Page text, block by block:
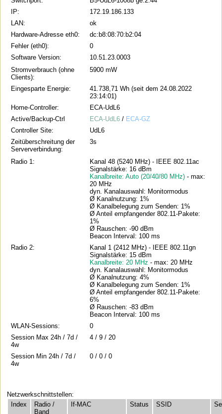
IP:
172.19.186.133
LAN:
ok
Hardware-Adresse eth0:
dc:b8:08:70:b2:04
Fehler (eth0):
0
Software Version:
10.51.23.0003
Stromverbrauch (ohne
Clients):
5900 mW
Eingesparte Energie:
41.738,71 Wh (seit dem 24.08.2022
23:14:01)
Home-Controller:
ECA-UdL6
Active/Backup-Ctrl
ECA-UdL6 / ECA-GZ
Controller Site:
UdL6
Zeitüberschreitung der
Serververbindung:
3s
Radio 1:
Kanal 48 (5240 MHz) - IEEE 802.11ac
Signalstärke: 16 dBm
Kanalbreite: Auto (20/40/80 MHz)- max:
20 MHz
dyn. Kanalauswahl: Monitormodus
Ø Kanalnutzung: 1%
Ø Kanalbelegung zum Senden: 1%
Ø Anteil empfangender 802.11-Pakete:
1%
Ø Rauschen: -90 dBm
Beacon Interval: 100 ms
Radio 2:
Kanal 1 (2412 MHz) - IEEE 802.11gn
Signalstärke: 15 dBm
Kanalbreite: 20 MHz- max: 20 MHz
dyn. Kanalauswahl: Monitormodus
Ø Kanalnutzung: 4%
Ø Kanalbelegung zum Senden: 1%
Ø Anteil empfangender 802.11-Pakete:
6%
Ø Rauschen: -83 dBm
Beacon Interval: 100 ms
WLAN-Sessions:
0
Session Max 24h / 7d /
4w
4 / 9 / 20
Session Min 24h / 7d /
4w
0 / 0 / 0
Netzwerkschnittstellen:
Index
Radio /
Band
If-MAC Status SSID